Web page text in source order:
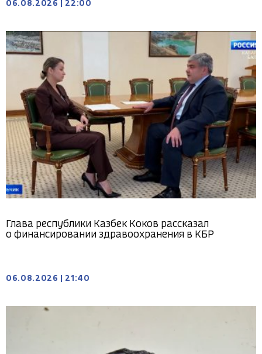
06.08.2026 22:00
Глава республики Казбек Коков рассказал
о финансировании здравоохранения в КБР
06.08.2026 21:40